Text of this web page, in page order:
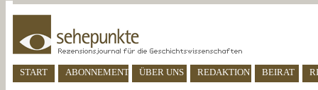
START ABONNEMENT ÜBER UNS REDAKTION BEIRAT